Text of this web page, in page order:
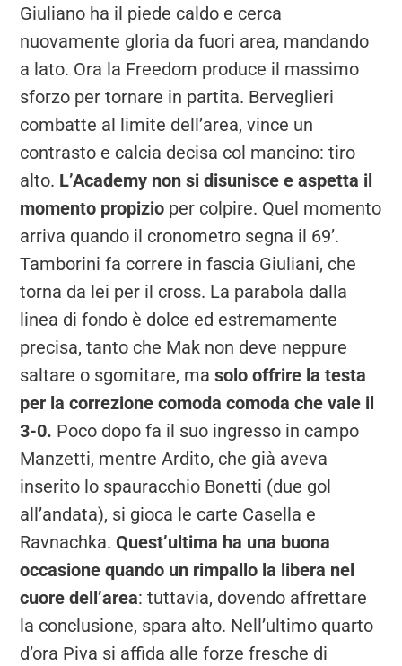
Giuliano ha il piede caldo e cerca
nuovamente gloria da fuori area, mandando
a lato. Ora la Freedom produce il massimo
sforzo per tornare in partita. Berveglieri
combatte al limite dell’area, vince un
contrasto e calcia decisa col mancino: tiro
alto. L’Academy non si disunisce e aspetta il
momento propizio per colpire. Quel momento
arriva quando il cronometro segna il 69’.
Tamborini fa correre in fascia Giuliani, che
torna da lei per il cross. La parabola dalla
linea di fondo è dolce ed estremamente
precisa, tanto che Mak non deve neppure
saltare o sgomitare, masolo offrire la testa
per la correzione comoda comoda che vale il
3-0. Poco dopo fa il suo ingresso in campo
Manzetti, mentre Ardito, che già aveva
inserito lo spauracchio Bonetti (due gol
all’andata), si gioca le carte Casella e
Ravnachka.Quest’ultima ha una buona
occasione quando un rimpallo la libera nel
cuore dell’area: tuttavia, dovendo affrettare
la conclusione, spara alto. Nell’ultimo quarto
d’ora Piva si affida alle forze fresche di